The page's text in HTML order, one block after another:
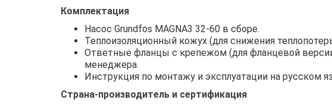
Комплектация
Насос Grundfos MAGNA3 32-60 в сборе.
Теплоизоляционный кожух (для снижения
Ответные фланцы с крепежом (для фланцевой
менеджера.
Инструкция по монтажу и эксплуатации на русском
Страна-производитель и сертификация